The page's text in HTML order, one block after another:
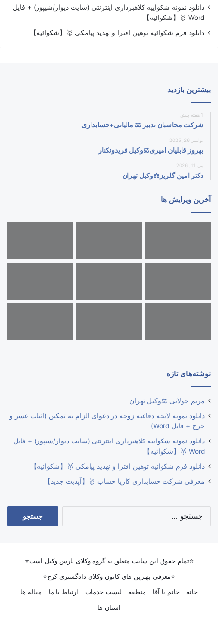
دانلود نمونه شکواییه کلاهبرداری اینترنتی (سایت دیوار/شیپور) + فایل
Word 🥇【شکوائیه】
دانلود فرم شکوائیه توهین افترا و تهدید پیامکی 🥇【شکوائیه】
بیشترین بازدید
1 هفته پیش
شرکت محاسبان تدبیر ⚖️ مالیاتی+حسابداری
نوامبر 26, 2025
بهروز قابلیان امیری⚖️وکیل فریدونکنار
می 11, 2026
دکتر امین گلریز⚖️وکیل تهران
آخرین ویرایش ها
نوشته‌های تازه
مریم جولانی ⚖️وکیل تهران
دانلود نمونه لایحه دفاعیه زوجه در دعوای الزام به تمکین (اثبات عسر و
حرج + فایل Word)
دانلود نمونه شکواییه کلاهبرداری اینترنتی (سایت دیوار/شیپور) + فایل
Word 🥇【شکوائیه】
دانلود فرم شکوائیه توهین افترا و تهدید پیامکی 🥇【شکوائیه】
معرفی شرکت حسابداری کاریا حساب 🥇【آپدیت جدید】
⭐تمام حقوق این سایت متعلق به گروه وکلای پارس وکیل است⭐
⭐معرفی بهترین های کانون وکلای دادگستری کرج⭐
خانه
خانم یا آقا منطقه لیست خدمات ارتباط با ما
مقاله ها
استان ها